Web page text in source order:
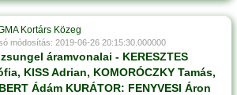
Kortárs Közeg
módosítás: 2019-06-26 20:15:30.000000
áramvonalai - KERESZTES
KISS Adrian, KOMORÓCZKY Tamás,
Ádám KURÁTOR: FENYVESI Áron